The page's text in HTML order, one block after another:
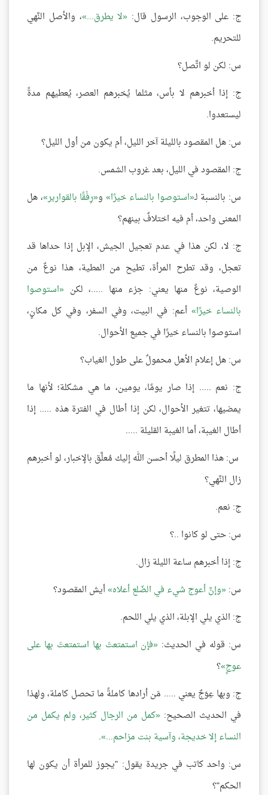
ج: على الوجوب، الرسول قال: لا يطرق... ، والأصل النَّهي
للتحريم.
س: لكن لو اتَّصل؟
ج: إذا أخبرهم لا بأس، مثلما يُخبرهم العصر، يُعطيهم مدةً
ليستعدوا.
س: هل المقصود بالليلة آخر الليل، أم يكون من أول الليل؟
ج: المقصود في الليل، بعد غروب الشمس.
س: بالنسبة لـ استوصوا بالنساء خيرًا و رِفْقًا بالقوارير ، هل
المعنى واحد، أم فيه اختلافٌ بينهم؟
ج: لا، لكن هذا في عدم تعجيل الجيش، الإبل إذا حداها قد
تعجل، وقد تطرح المرأة، تطيح من المطية، هذا نوعٌ من
الوصية، نوعٌ منها يعني: جزء منها .....، لكن
استوصوا
بالنساء خيرًا أعم: في البيت، وفي السفر، وفي كل مكانٍ،
استوصوا بالنساء خيرًا في جميع الأحوال.
س: هل إعلام الأهل محمولٌ على طول الغياب؟
ج: نعم ..... إذا صار يومًا، يومين، ما هي مشكلة؛ لأنها ما
يمضيها، تتغير الأحوال، لكن إذا أطال في الفترة هذه ..... إذا
أطال الغيبة، أما الغيبة القليلة .....
س: هذا المطرق ليلًا أحسن الله إليك مُعلَّق بالإخبار، لو أخبرهم
زال النَّهي؟
ج: نعم.
س: حتى لو كانوا ..؟
ج: إذا أخبرهم ساعة الليلة زال.
س: وإنَّ أعوج شيء في الضّلع أعلاه أيش المقصود؟
ج: الذي يلي الإبلة، الذي يلي اللحم.
س: قوله في الحديث: فإن استمتعتَ بها استمتعتَ بها على
عوجٍ ؟
ج: وبها عِوَجٌ يعني ..... مَن أرادها كاملةً ما تحصل كاملة، ولهذا
في الحديث الصحيح: كمل من الرجال كثير، ولم يكمل من
النساء إلا خديجة، وآسية بنت مزاحم... .
س: واحد كاتب في جريدة يقول: "يجوز للمرأة أن يكون لها
الحكم"؟